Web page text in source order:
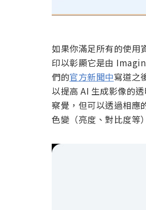
如果你滿足所有的使用
印以彰顯它是由
們的官方新聞中寫道之
以提高 AI 生成影像的
察覺，但可以透過相應
色變（亮度、對比度等